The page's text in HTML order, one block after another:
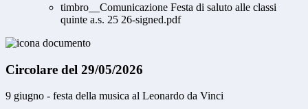
timbro__Comunicazione Festa di saluto alle classi
quinte a.s. 25 26-signed.pdf
Circolare del 29/05/2026
9 giugno - festa della musica al Leonardo da Vinci